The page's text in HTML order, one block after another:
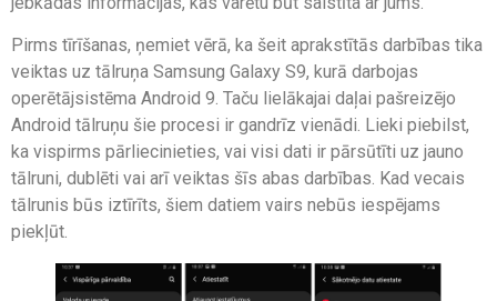
Pirms tīrīšanas, ņemiet vērā, ka šeit aprakstītās darbības tika
veiktas uz tālruņa Samsung Galaxy S9, kurā darbojas
operētājsistēma Android 9. Taču lielākajai daļai pašreizējo
Android tālruņu šie procesi ir gandrīz vienādi. Lieki piebilst,
ka vispirms pārliecinieties, vai visi dati ir pārsūtīti uz jauno
tālruni, dublēti vai arī veiktas šīs abas darbības. Kad vecais
tālrunis būs iztīrīts, šiem datiem vairs nebūs iespējams
piekļūt.